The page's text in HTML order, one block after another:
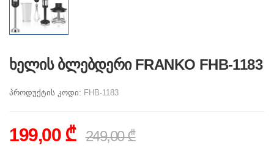
ხელის ბლებდერი FRANKO FHB-1183
პროდუქტის კოდი: FHB-1183
199,00 ₾ 249,00 ₾